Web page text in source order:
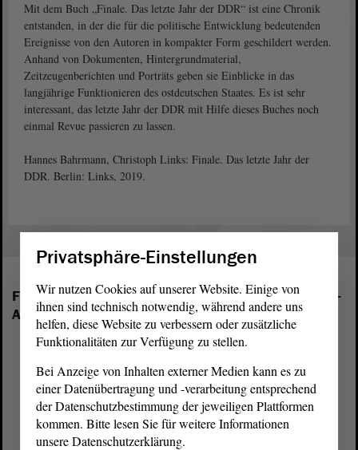
Mit dem Buch „Finale. Das letzte Jahr der DDR“ ist eine Chronik
entstanden, in der die für die politische Entwicklung bedeutenden
Ereignisse von den Autoren in kompakter Form geschildert werden.
Anhand von Dokumenten, Hintergrundmaterial,
Zeitzeugenberichten und Porträts geben sie Einblicke in das
langjährige Funktionieren des ostdeutschen Staates. Es ist sehr
interessant, das letzte Jahr der DDR mit Hilfe dieses Buches noch
einmal Revue passieren zu lassen.
Hannes Bahrmann, Christoph Links: Finale. Das letzte Jahr der
DDR. Berlin: Links, 2019.
Folgende Fraktionen sind im Landtag von Sachsen-
Anhalt vertreten:
Privatsphäre-Einstellungen
Wir nutzen Cookies auf unserer Website. Einige von
ihnen sind technisch notwendig, während andere uns
helfen, diese Website zu verbessern oder zusätzliche
Funktionalitäten zur Verfügung zu stellen.
Bei Anzeige von Inhalten externer Medien kann es zu
einer Datenübertragung und -verarbeitung entsprechend
der Datenschutzbestimmung der jeweiligen Plattformen
kommen. Bitte lesen Sie für weitere Informationen
unsere Datenschutzerklärung.